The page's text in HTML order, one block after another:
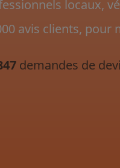
locaux,
avis clients,
demandes de